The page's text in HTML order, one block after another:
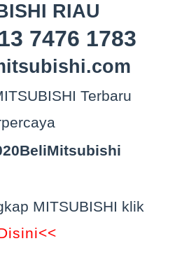
RIAU
7476 1783
Terbaru
MITSUBISHI klik